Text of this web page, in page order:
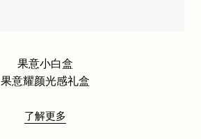
果意小白盒
果意耀颜光感礼盒
了解更多